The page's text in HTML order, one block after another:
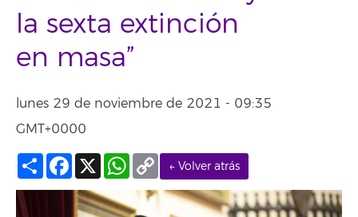
la sexta extinción
en masa”
lunes 29 de noviembre de 2021 - 09:35
GMT+0000
← Volver atrás
Compartir
Facebook
X WhatsApp
Copy
Link